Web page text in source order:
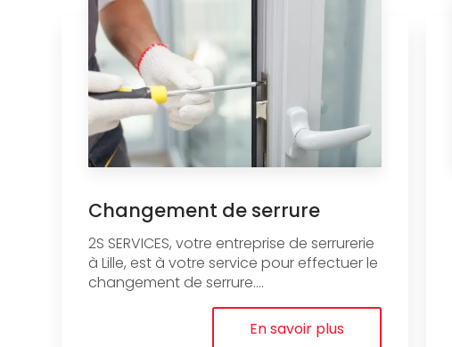
Changement de serrure
2S SERVICES, votre entreprise de serrurerie
à Lille, est à votre service pour effectuer le
changement de serrure....
En savoir plus